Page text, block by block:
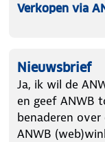
Verkopen via
Nieuwsbrief
Ja, ik wil de
en geef ANWB
benaderen
ANWB